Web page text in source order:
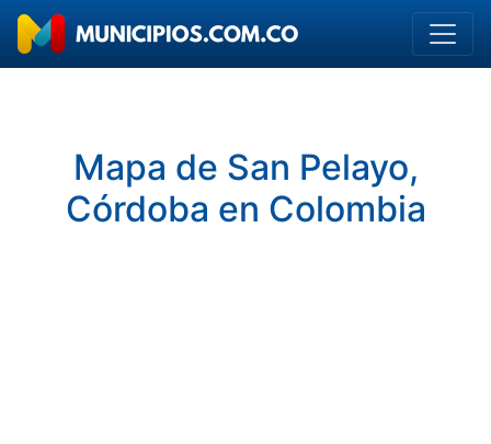
Mapa de San Pelayo,
Córdoba en Colombia